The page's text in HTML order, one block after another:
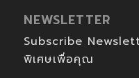
NEWSLETTER
Subscribe
พิเศษเพื่อคุณ